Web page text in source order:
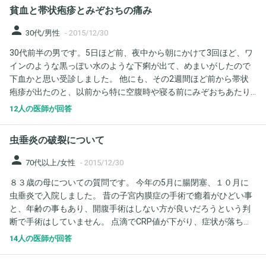
貧血と帯状疱疹とみぞおちの痛み
person 30代/男性 - 2015/12/30
30代前半の男です。5日ほど前、夜中から朝にかけて3回ほど、ワ
インのような黒っぽい水のような下痢が出て、めまいがしたので
下血かと思い受診しました。 他にも、その2週間ほど前から帯状
疱疹が出たのと、以前から特に空腹時や寝る前にみぞおちあたり
と背中のみぞおちの裏あたりが痛むという症状もあります。 血液
た。 検便とCTでは特に以上は無かったようです。 一週間後に腹部
エコー検査、1ヶ月ほど後に大腸内視鏡をする予定になっているの
合わさると大腸癌が疑われるということを知って不安です。 検査
をすればわかることなのでしょうが、このような状態の場合大腸
癌の確率はどれくらいのものなのでしょうか。 他の病気の可能性
もかなりあるのでしょうか。 稚拙で申し訳ありませんが、宜しく
お願い致します。
12人の医師が回答
虫垂炎の破裂について
person 70代以上/女性 - 2015/12/30
８３歳の母についての質問です。 今年の5月に腸閉塞、１０月に
虫垂炎で入院しました。 昔の子宮内膜症の手術で癒着がひどい事
と、年齢の事もあり、開腹手術はしない方が良いだろうという判
断で手術はしていません。 点滴でCRP値が下がり、症状が落ち着
いたので退院をしました。 特に、それに対しての薬は処方されて
14人の医師が回答